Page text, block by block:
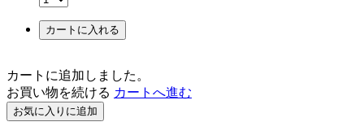
カートに入れる
カートに追加しました。
お買い物を続ける カートへ進む
お気に入りに追加